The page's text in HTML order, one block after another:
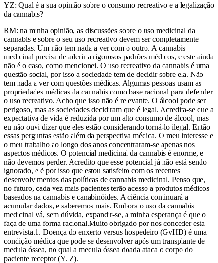
YZ: Qual é a sua opinião sobre o consumo recreativo e a legalização
da cannabis?
RM: na minha opinião, as discussões sobre o uso medicinal da
cannabis e sobre o seu uso recreativo devem ser completamente
separadas. Um não tem nada a ver com o outro. A cannabis
medicinal precisa de aderir a rigorosos padrões médicos, e este ainda
não é o caso, como mencionei. O uso recreativo da cannabis é uma
questão social, por isso a sociedade tem de decidir sobre ela. Não
tem nada a ver com questões médicas. Algumas pessoas usam as
propriedades médicas da cannabis como base racional para defender
o uso recreativo. Acho que isso não é relevante. O álcool pode ser
perigoso, mas as sociedades decidiram que é legal. Acredita-se que a
expectativa de vida é reduzida por um alto consumo de álcool, mas
eu não ouvi dizer que eles estão considerando torná-lo ilegal. Então
essas perguntas estão além da perspectiva médica. O meu interesse e
o meu trabalho ao longo dos anos concentraram-se apenas nos
aspectos médicos. O potencial medicinal da cannabis é enorme, e
não devemos perder. Acredito que esse potencial já não está sendo
ignorado, e é por isso que estou satisfeito com os recentes
desenvolvimentos das políticas de cannabis medicinal. Penso que,
no futuro, cada vez mais pacientes terão acesso a produtos médicos
baseados na cannabis e canabinóides. A ciência continuará a
acumular dados, e saberemos mais. Embora o uso da cannabis
medicinal vá, sem dúvida, expandir-se, a minha esperança é que o
faça de uma forma racional.Muito obrigado por nos conceder esta
entrevista.1. Doença do enxerto versus hospedeiro (GvHD) é uma
condição médica que pode se desenvolver após um transplante de
medula óssea, no qual a medula óssea doada ataca o corpo do
paciente receptor (Y. Z).